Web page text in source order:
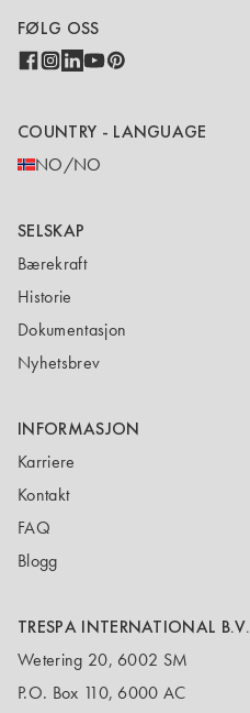
FØLG OSS
COUNTRY - LANGUAGE
NO/NO
SELSKAP
Bærekraft
Historie
Dokumentasjon
Nyhetsbrev
INFORMASJON
Karriere
Kontakt
FAQ
Blogg
TRESPA INTERNATIONAL B.V.
Wetering 20, 6002 SM
P.O. Box 110, 6000 AC